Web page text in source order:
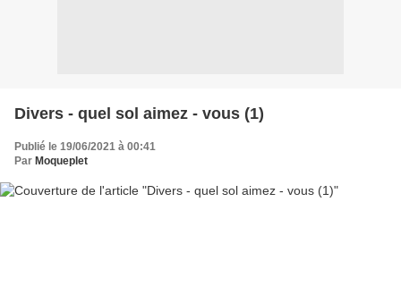
Divers - quel sol aimez - vous (1)
Publié le 19/06/2021 à 00:41
Par Moqueplet